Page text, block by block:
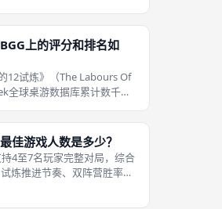
的
上的评分和排名如
12试炼》（The Labours Of
全球桌游数据库累计数千条
端高分、极
佳游戏人数是多少？
4至7名玩家完整对局，综合
炼推进节奏、双阵营胜率平